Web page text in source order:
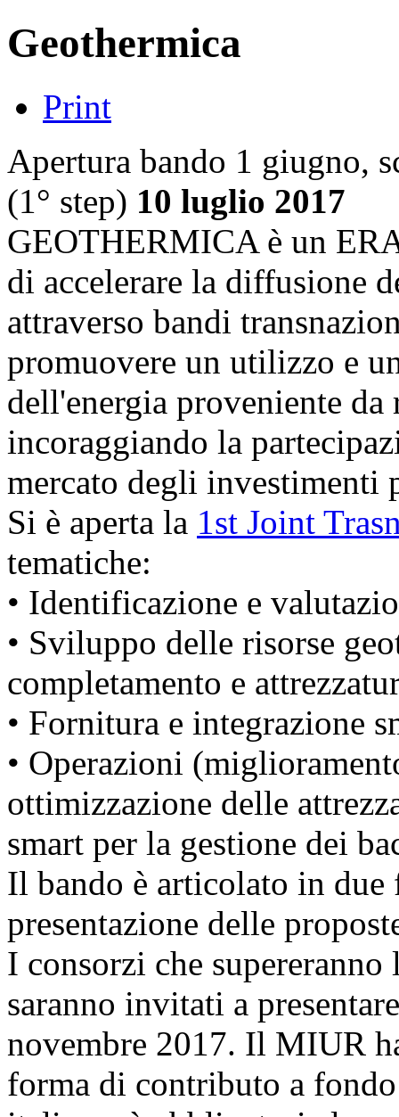
Geothermica
Print
Apertura bando 1 giugno,
(1° step) 10 luglio 2017
GEOTHERMICA è un
di accelerare la diffusione
attraverso bandi
promuovere un utilizzo e
dell'energia proveniente da
incoraggiando la
mercato degli investimenti
Si è aperta la 1st Joint
tematiche:
• Identificazione e
• Sviluppo delle risorse
completamento e
• Fornitura e integrazione
• Operazioni
ottimizzazione delle
smart per la gestione dei
Il bando è articolato in due
presentazione delle
I consorzi che
saranno invitati a
novembre 2017. Il MIUR
forma di contributo a